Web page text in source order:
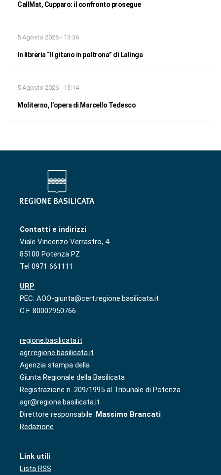
CallMat, Cupparo: il confronto prosegue
5 Agosto 2026 - 13:36
In libreria “Il gitano in poltrona” di Lalinga
5 Agosto 2026 - 13:14
Moliterno, l’opera di Marcello Tedesco
Contatti e indirizzi
Viale Vincenzo Verrastro, 4
85100 Potenza PZ
Tel 0971 661111
URP
PEC: AOO-giunta@cert.regione.basilicata.it
C.F. 80002950766
regione.basilicata.it
agr.regione.basilicata.it
Agenzia stampa della
Giunta Regionale della Basilicata
Registrazione n. 209/1995 al Tribunale di Potenza
agr@regione.basilicata.it
Direttore responsabile: Massimo Brancati
Redazione
Link utili
Lista RSS